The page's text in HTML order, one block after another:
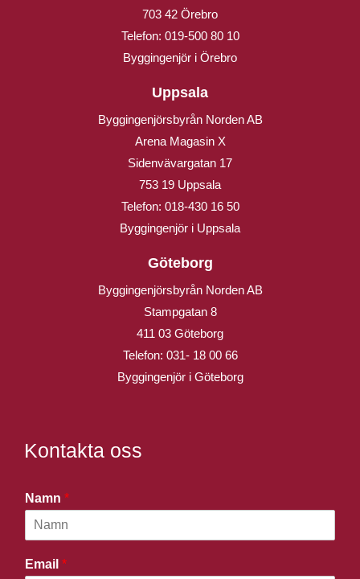
703 42 Örebro
Telefon: 019-500 80 10
Byggingenjör i Örebro
Uppsala
Byggingenjörsbyrån Norden AB
Arena Magasin X
Sidenvävargatan 17
753 19 Uppsala
Telefon: 018-430 16 50
Byggingenjör i Uppsala
Göteborg
Byggingenjörsbyrån Norden AB
Stampgatan 8
411 03 Göteborg
Telefon: 031- 18 00 66
Byggingenjör i Göteborg
Kontakta oss
Namn *
Email *